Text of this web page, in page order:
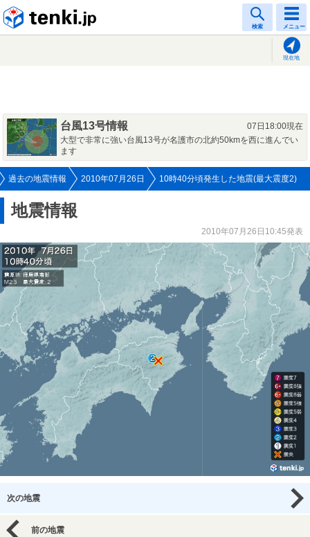
検索 メニュー
現在地
台風13号情報
07日18:00現在
大型で非常に強い台風13号が名護市の北約50kmを西に進んでい
ます
過去の地震情報 2010年07月26日 10時40分頃発生した地震(最大震度2)
地震情報
2010年07月26日10:45発表
次の地震
前の地震